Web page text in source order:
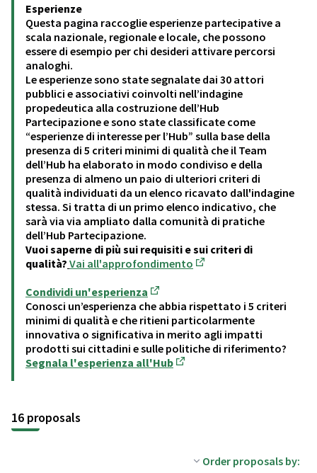
Esperienze
Questa pagina raccoglie esperienze partecipative a
scala nazionale, regionale e locale, che possono
essere di esempio per chi desideri attivare percorsi
analoghi.
Le esperienze sono state segnalate dai 30 attori
pubblici e associativi coinvolti nell’indagine
propedeutica alla costruzione dell’Hub
Partecipazione e sono state classificate come
“esperienze di interesse per l’Hub” sulla base della
presenza di 5 criteri minimi di qualità che il Team
dell’Hub ha elaborato in modo condiviso e della
presenza di almeno un paio di ulteriori criteri di
qualità individuati da un elenco ricavato dall'indagine
stessa. Si tratta di un primo elenco indicativo, che
sarà via via ampliato dalla comunità di pratiche
dell’Hub Partecipazione.
Vuoi saperne di più sui requisiti e sui criteri di
qualità? Vai all'approfondimento
Condividi un'esperienza
(Opens in new tab)
Conosci un’esperienza che abbia rispettato i 5 criteri
minimi di qualità e che ritieni particolarmente
innovativa o significativa in merito agli impatti
prodotti sui cittadini e sulle politiche di riferimento?
Segnala l'esperienza all'Hub
16 proposals
Order proposals by: